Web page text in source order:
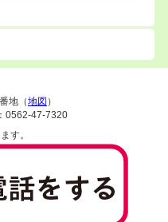
地（地図 ）
0562-47-7320
す。